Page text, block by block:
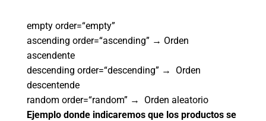
empty order=“empty”
ascending order=“ascending” → Orden
ascendente
descending order=“descending” → Orden
descentende
random order=“random” → Orden aleatorio
Ejemplo donde indicaremos que los productos se